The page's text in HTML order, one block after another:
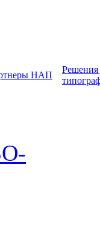
НАП
Решения